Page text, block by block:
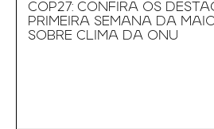
COP27: CONFIRA OS
PRIMEIRA SEMANA DA
SOBRE CLIMA DA ONU